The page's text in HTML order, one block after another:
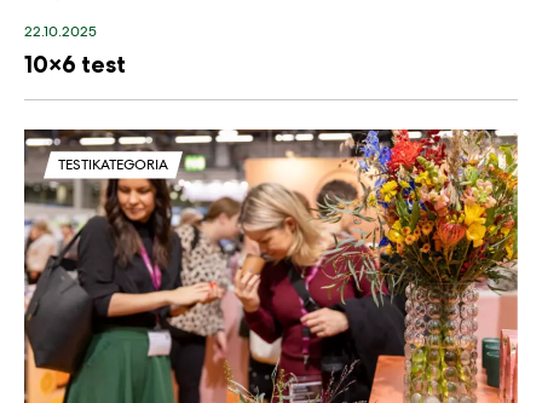
22.10.2025
10×6 test
TESTIKATEGORIA